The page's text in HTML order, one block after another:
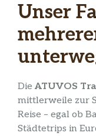
Unser
Die ATUVOS
mittlerweile zur
Reise – egal ob
Städtetrips in